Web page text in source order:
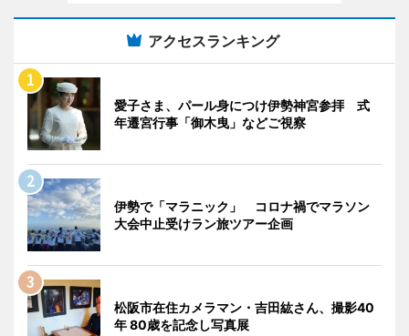
アクセスランキング
愛子さま、パール身につけ伊勢神宮参拝 式
年遷宮行事「御木曳」などご視察
伊勢で「マラニック」 コロナ禍でマラソン
大会中止受けラン旅ツアー企画
松阪市在住カメラマン・吉田紘さん、撮影40
年 80歳を記念し写真展